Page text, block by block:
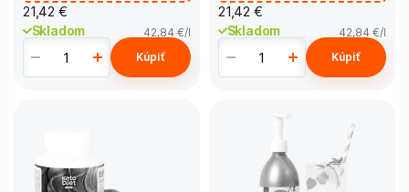
21,42 €
Skladom 42,84 €/l
Kúpiť
21,42 €
Skladom 42,84 €/l
Kúpiť